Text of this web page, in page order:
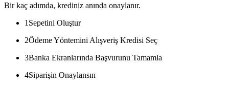
Bir kaç adımda, krediniz anında onaylanır.
1 Sepetini Oluştur
2Ödeme Yöntemini Alışveriş Kredisi Seç
3Banka Ekranlarında Başvurunu Tamamla
4Siparişin Onaylansın